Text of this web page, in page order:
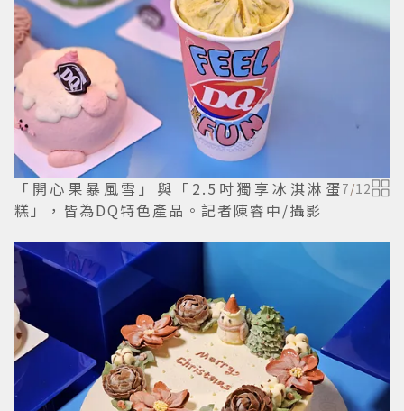
「開心果暴風雪」與「2.5吋獨享冰淇淋蛋
糕」，皆為DQ特色產品。記者陳睿中/攝影
7/12